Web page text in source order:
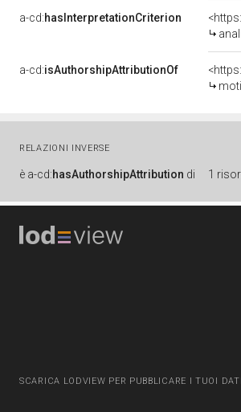
a-cd:hasInterpretationCriterion
a-cd:isAuthorshipAttributionOf
RELAZIONI INVERSE
è a-cd:hasAuthorshipAttribution di 1
SCARICA LODVIEW PER PUBBLICARE I TUOI DATI